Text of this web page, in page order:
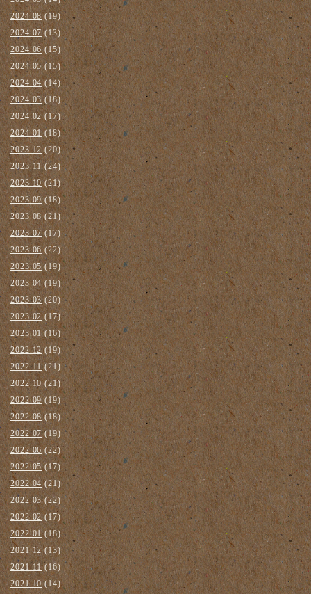
2024.08(19)
2024.07(13)
2024.06(15)
2024.05 (15)
2024.04(14)
2024.03(18)
2024.02(17)
2024.01 (18)
2023.12(20)
2023.11(24)
2023.10(21)
2023.09(18)
2023.08(21)
2023.07(17)
2023.06(22)
2023.05(19)
2023.04 (19)
2023.03(20)
2023.02(17)
2023.01 (16)
2022.12 (19)
2022.11(21)
2022.10 (21)
2022.09 (19)
2022.08(18)
2022.07(19)
2022.06 (22)
2022.05(17)
2022.04(21)
2022.03(22)
2022.02 (17)
2022.01(18)
2021.12(13)
2021.11(16)
2021.10 (14)